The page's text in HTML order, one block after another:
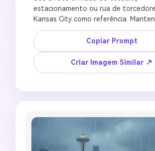
estacionamento ou rua de
Kansas City como referência.
ambiente externo amplo, escala de
densidade da multidão e direção real
Crie um pôster de estádio de
energia de tailgate pré-jogo,
quentes, bandeiras genéricas de
atmosfera de evento esportivo de
corte de pôster 3:2, sem branding
veículos legíveis, sem rostos
multidão, sem texto falso.
Copiar Prompt
Criar Imagem Similar ↗